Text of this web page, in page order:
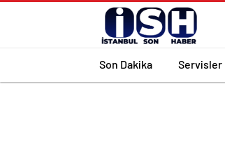
Son Dakika Servisler